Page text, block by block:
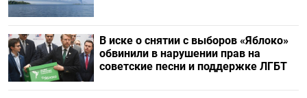
В иске о снятии с выборов «Яблоко»
обвинили в нарушении прав на
советские песни и поддержке ЛГБТ